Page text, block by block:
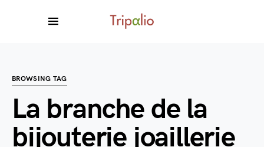
BROWSING TAG
La branche de la
bijouterie joaillerie